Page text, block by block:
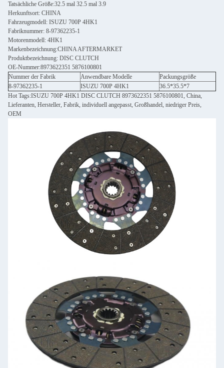
Tatsächliche Größe:32.5 mal 32.5 mal 3.9
Herkunftsort: CHINA
Fahrzeugmodell: ISUZU 700P 4HK1
Fabriknummer: 8-97362235-1
Motorenmodell: 4HK1
Markenbezeichnung:CHINA AFTERMARKET
Produktbezeichnung: DISC CLUTCH
OE-Nummer:8973622351 5876100801
Nummer der Fabrik
Anwendbare Modelle
Packungsgröße
8-97362235-1
ISUZU 700P 4HK1
36.5*35.5*7
Hot Tags:ISUZU 700P 4HK1 DISC CLUTCH 8973622351 5876100801, China,
Lieferanten, Hersteller, Fabrik, individuell angepasst, Großhandel, niedriger Preis,
OEM